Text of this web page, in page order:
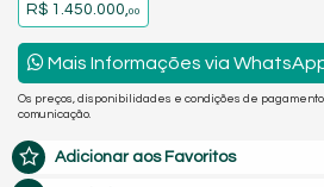
R$ 1.450.000,00
Mais Informações via
Os preços, disponibilidades e condições de
comunicação.
Adicionar aos Favoritos